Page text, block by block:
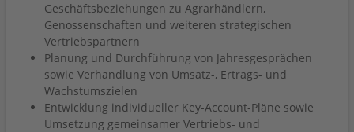
Geschäftsbeziehungen zu Agrarhändlern,
Genossenschaften und weiteren strategischen
Vertriebspartnern
Planung und Durchführung von Jahresgesprächen
sowie Verhandlung von Umsatz-, Ertrags- und
Wachstumszielen
Entwicklung individueller Key-Account-Pläne sowie
Umsetzung gemeinsamer Vertriebs- und